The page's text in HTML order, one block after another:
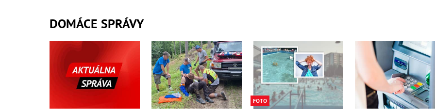
DOMÁCE SPRÁVY
FOTO